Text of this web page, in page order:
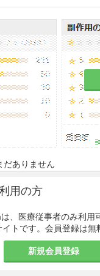
ヒドララジン塩
与し、血圧値を
回20〜50mg、1日
なお、年齢、症状
注意事項
重要な基本的注意
障を来すことがあ
慎重投与
腎・肝機能障害の
び副作用が増大す
節を考慮する。〕
だありません
用の方
、医療従事者のみ利用
トです。会員登録は無
新規会員登録